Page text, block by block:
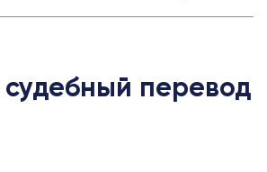
судебный перевод